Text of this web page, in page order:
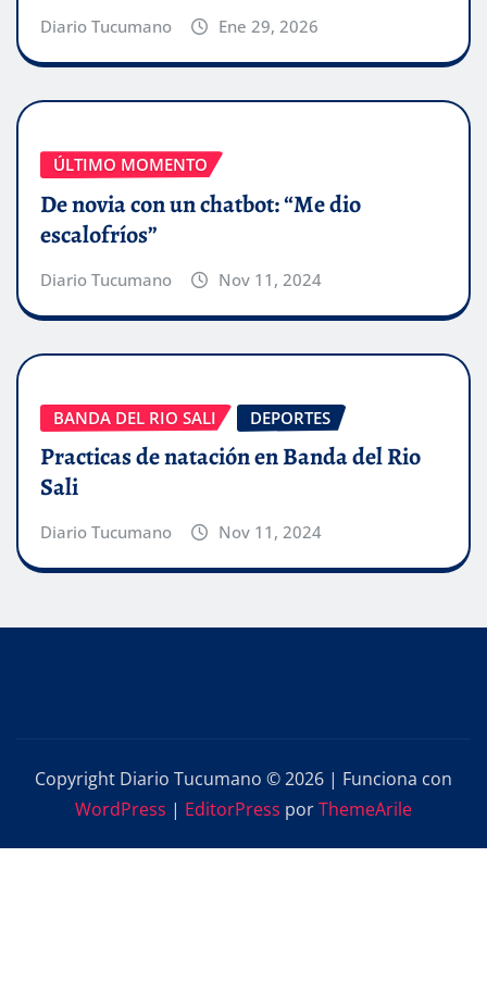
Diario Tucumano Ene 29, 2026
ÚLTIMO MOMENTO
De novia con un chatbot: “Me dio
escalofríos”
Diario Tucumano Nov 11, 2024
BANDA DEL RIO SALI DEPORTES
Practicas de natación en Banda del Rio
Sali
Diario Tucumano Nov 11, 2024
Copyright Diario Tucumano © 2026 | Funciona con
WordPress | EditorPress porThemeArile